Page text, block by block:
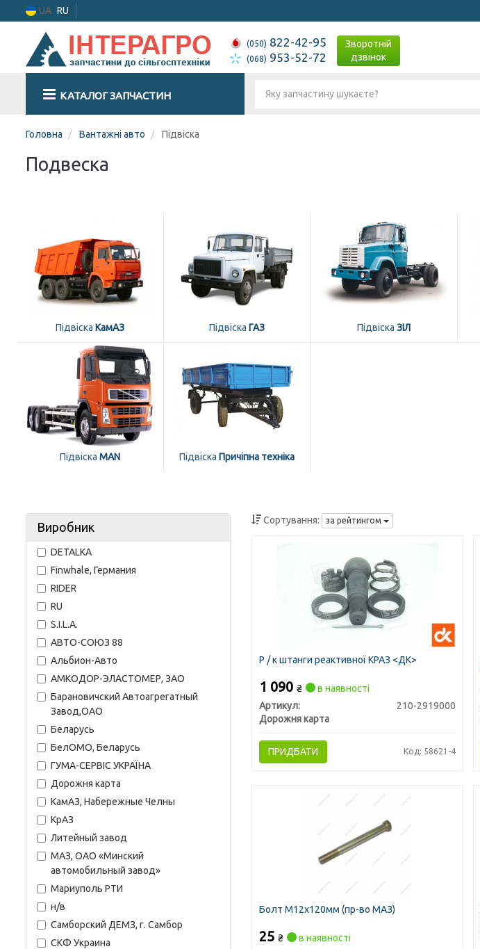
UA RU
(050) 822-42-95
(068) 953-52-72
Зворотній
дзвінок
КАТАЛОГ ЗАПЧАСТИН
Головна Вантажні авто Підвіска
Подвеска
Підвіска КамАЗ Підвіска ГАЗ Підвіска ЗІЛ
Підвіска MAN Підвіска Причіпна техніка
Виробник
DETALKA
Finwhale, Германия
RIDER
RU
S.I.L.A.
АВТО-СОЮЗ 88
Альбион-Авто
АМКОДОР-ЭЛАСТОМЕР, ЗАО
Барановичский Автоагрегатный
Завод,ОАО
Беларусь
БелОМО, Беларусь
ГУМА-СЕРВІС УКРАЇНА
Дорожня карта
КамАЗ, Набережные Челны
КрАЗ
Литейный завод
МАЗ, ОАО «Минский
автомобильный завод»
Мариуполь РТИ
н/в
Самборский ДЕМЗ, г. Самбор
СКФ Украина
Сортування: за рейтингом
Р / к штанги реактивної КРАЗ <ДК>
1 090 ₴
в наявності
Артикул:
210-2919000
Дорожня карта
ПРИДБАТИ Код: 58621-4
Болт М12х120мм (пр-во МАЗ)
25 ₴
в наявності